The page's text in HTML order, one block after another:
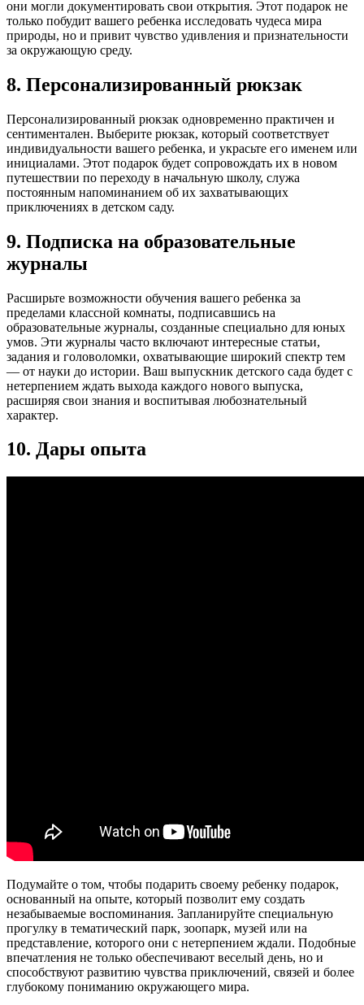
они могли документировать свои открытия. Этот подарок не
только побудит вашего ребенка исследовать чудеса мира
природы, но и привит чувство удивления и признательности
за окружающую среду.
8. Персонализированный рюкзак
Персонализированный рюкзак одновременно практичен и
сентиментален. Выберите рюкзак, который соответствует
индивидуальности вашего ребенка, и украсьте его именем или
инициалами. Этот подарок будет сопровождать их в новом
путешествии по переходу в начальную школу, служа
постоянным напоминанием об их захватывающих
приключениях в детском саду.
9. Подписка на образовательные
журналы
Расширьте возможности обучения вашего ребенка за
пределами классной комнаты, подписавшись на
образовательные журналы, созданные специально для юных
умов. Эти журналы часто включают интересные статьи,
задания и головоломки, охватывающие широкий спектр тем
— от науки до истории. Ваш выпускник детского сада будет с
нетерпением ждать выхода каждого нового выпуска,
расширяя свои знания и воспитывая любознательный
характер.
10. Дары опыта
Подумайте о том, чтобы подарить своему ребенку подарок,
основанный на опыте, который позволит ему создать
незабываемые воспоминания. Запланируйте специальную
прогулку в тематический парк, зоопарк, музей или на
представление, которого они с нетерпением ждали. Подобные
впечатления не только обеспечивают веселый день, но и
способствуют развитию чувства приключений, связей и более
глубокому пониманию окружающего мира.